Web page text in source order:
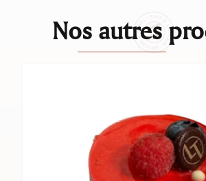
Nos autres